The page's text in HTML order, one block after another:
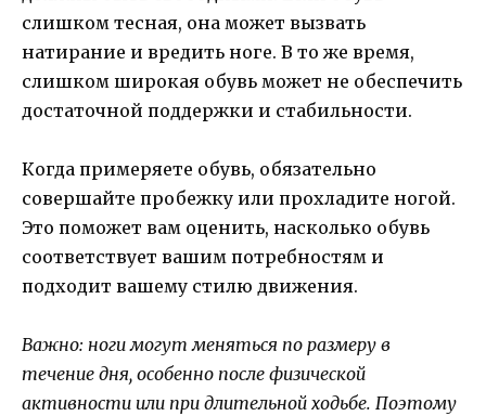
слишком тесная, она может вызвать
натирание и вредить ноге. В то же время,
слишком широкая обувь может не обеспечить
достаточной поддержки и стабильности.
Когда примеряете обувь, обязательно
совершайте пробежку или прохладите ногой.
Это поможет вам оценить, насколько обувь
соответствует вашим потребностям и
подходит вашему стилю движения.
Важно: ноги могут меняться по размеру в
течение дня, особенно после физической
активности или при длительной ходьбе. Поэтому